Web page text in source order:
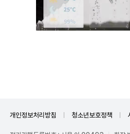
개인정보처리방침 청소년보호정책